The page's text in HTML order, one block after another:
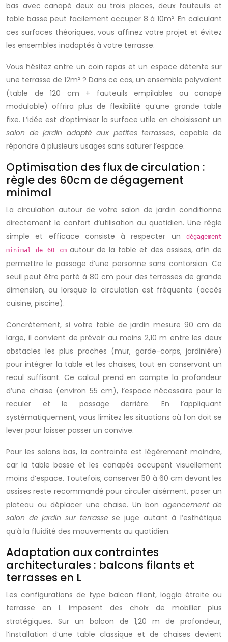
bas avec canapé deux ou trois places, deux fauteuils et
table basse peut facilement occuper 8 à 10m². En calculant
ces surfaces théoriques, vous affinez votre projet et évitez
les ensembles inadaptés à votre terrasse.
Vous hésitez entre un coin repas et un espace détente sur
une terrasse de 12m² ? Dans ce cas, un ensemble polyvalent
(table de 120 cm + fauteuils empilables ou canapé
modulable) offrira plus de flexibilité qu’une grande table
fixe. L’idée est d’optimiser la surface utile en choisissant un
salon de jardin adapté aux petites terrasses, capable de
répondre à plusieurs usages sans saturer l’espace.
Optimisation des flux de circulation :
règle des 60cm de dégagement
minimal
La circulation autour de votre salon de jardin conditionne
directement le confort d’utilisation au quotidien. Une règle
simple et efficace consiste à respecter un
dégagement
minimal de 60 cmautour de la table et des assises, afin de
permettre le passage d’une personne sans contorsion. Ce
seuil peut être porté à 80 cm pour des terrasses de grande
dimension, ou lorsque la circulation est fréquente (accès
cuisine, piscine).
Concrètement, si votre table de jardin mesure 90 cm de
large, il convient de prévoir au moins 2,10 m entre les deux
obstacles les plus proches (mur, garde-corps, jardinière)
pour intégrer la table et les chaises, tout en conservant un
recul suffisant. Ce calcul prend en compte la profondeur
d’une chaise (environ 55 cm), l’espace nécessaire pour la
reculer et le passage derrière. En l’appliquant
systématiquement, vous limitez les situations où l’on doit se
lever pour laisser passer un convive.
Pour les salons bas, la contrainte est légèrement moindre,
car la table basse et les canapés occupent visuellement
moins d’espace. Toutefois, conserver 50 à 60 cm devant les
assises reste recommandé pour circuler aisément, poser un
plateau ou déplacer une chaise. Un bon agencement de
salon de jardin sur terrasse se juge autant à l’esthétique
qu’à la fluidité des mouvements au quotidien.
Adaptation aux contraintes
architecturales : balcons filants et
terrasses en L
Les configurations de type balcon filant, loggia étroite ou
terrasse en L imposent des choix de mobilier plus
stratégiques. Sur un balcon de 1,20 m de profondeur,
l’installation d’une table classique et de chaises devient